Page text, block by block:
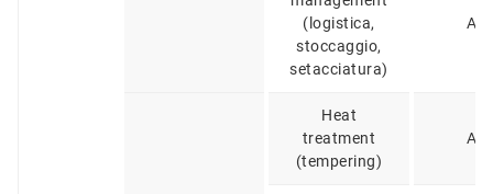
(logistica,
stoccaggio,
setacciatura)
Ar,
Heat
treatment
(tempering)
Ar,